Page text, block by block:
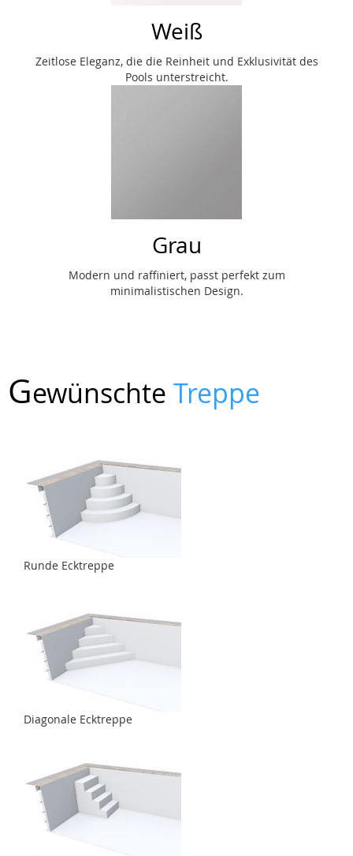
Weiß
Zeitlose Eleganz, die die Reinheit und Exklusivität des
Pools unterstreicht.
Grau
Modern und raffiniert, passt perfekt zum
minimalistischen Design.
Gewünschte Treppe
Runde Ecktreppe
Diagonale Ecktreppe